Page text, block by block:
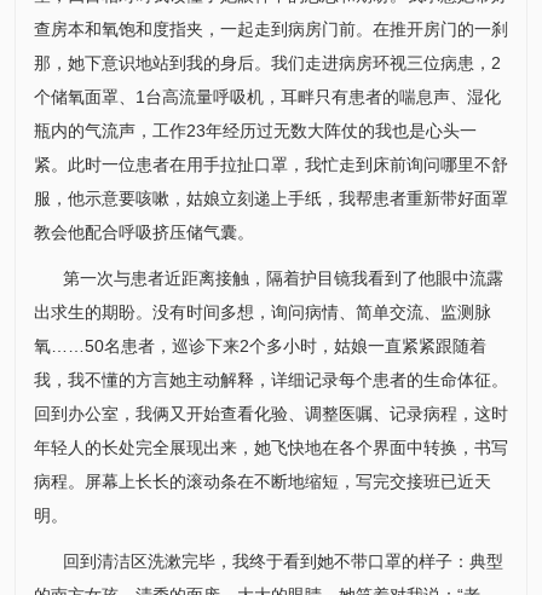
查房本和氧饱和度指夹，一起走到病房门前。在推开房门的一刹
那，她下意识地站到我的身后。我们走进病房环视三位病患，2
个储氧面罩、1台高流量呼吸机，耳畔只有患者的喘息声、湿化
瓶内的气流声，工作23年经历过无数大阵仗的我也是心头一
紧。此时一位患者在用手拉扯口罩，我忙走到床前询问哪里不舒
服，他示意要咳嗽，姑娘立刻递上手纸，我帮患者重新带好面罩
教会他配合呼吸挤压储气囊。
第一次与患者近距离接触，隔着护目镜我看到了他眼中流露
出求生的期盼。没有时间多想，询问病情、简单交流、监测脉
氧……50名患者，巡诊下来2个多小时，姑娘一直紧紧跟随着
我，我不懂的方言她主动解释，详细记录每个患者的生命体征。
回到办公室，我俩又开始查看化验、调整医嘱、记录病程，这时
年轻人的长处完全展现出来，她飞快地在各个界面中转换，书写
病程。屏幕上长长的滚动条在不断地缩短，写完交接班已近天
明。
回到清洁区洗漱完毕，我终于看到她不带口罩的样子：典型